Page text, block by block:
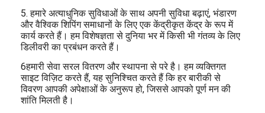
5. हमारे अत्याधुनिक सुविधाओं के साथ अपनी सुविधा बढ़ाएं, भंडारण
और वैश्विक शिपिंग समाधानों के लिए एक केंद्रीकृत केंद्र के रूप में
कार्य करते हैं। हम विशेषज्ञता से दुनिया भर में किसी भी गंतव्य के लिए
डिलीवरी का प्रबंधन करते हैं।
6हमारी सेवा सरल वितरण और स्थापना से परे है। हम व्यक्तिगत
साइट विज़िट करते हैं, यह सुनिश्चित करते हैं कि हर बारीकी से
विवरण आपकी अपेक्षाओं के अनुरूप हो, जिससे आपको पूर्ण मन की
शांति मिलती है।